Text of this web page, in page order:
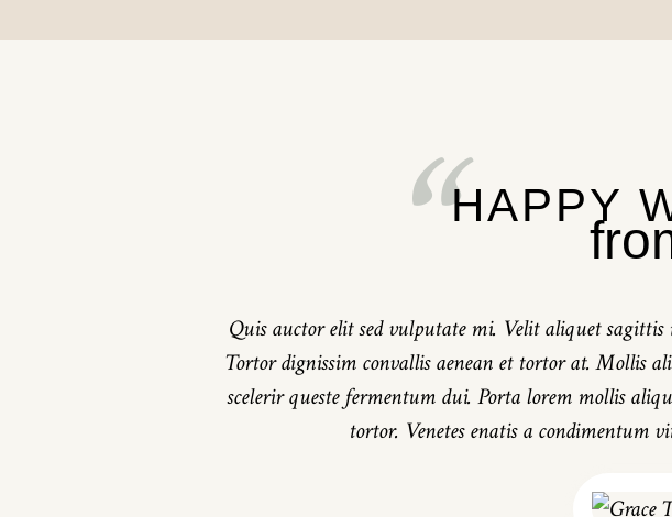
“HAPPY
Quis auctor elit sed vulputate mi. Velit aliquet sagittis
Tortor dignissim convallis aenean et tortor at. Mollis
scelerir queste fermentum dui. Porta lorem mollis
tortor. Venetes enatis a condimentum